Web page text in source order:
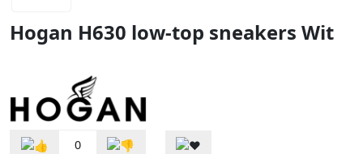
Hogan H630 low-top sneakers Wit
0